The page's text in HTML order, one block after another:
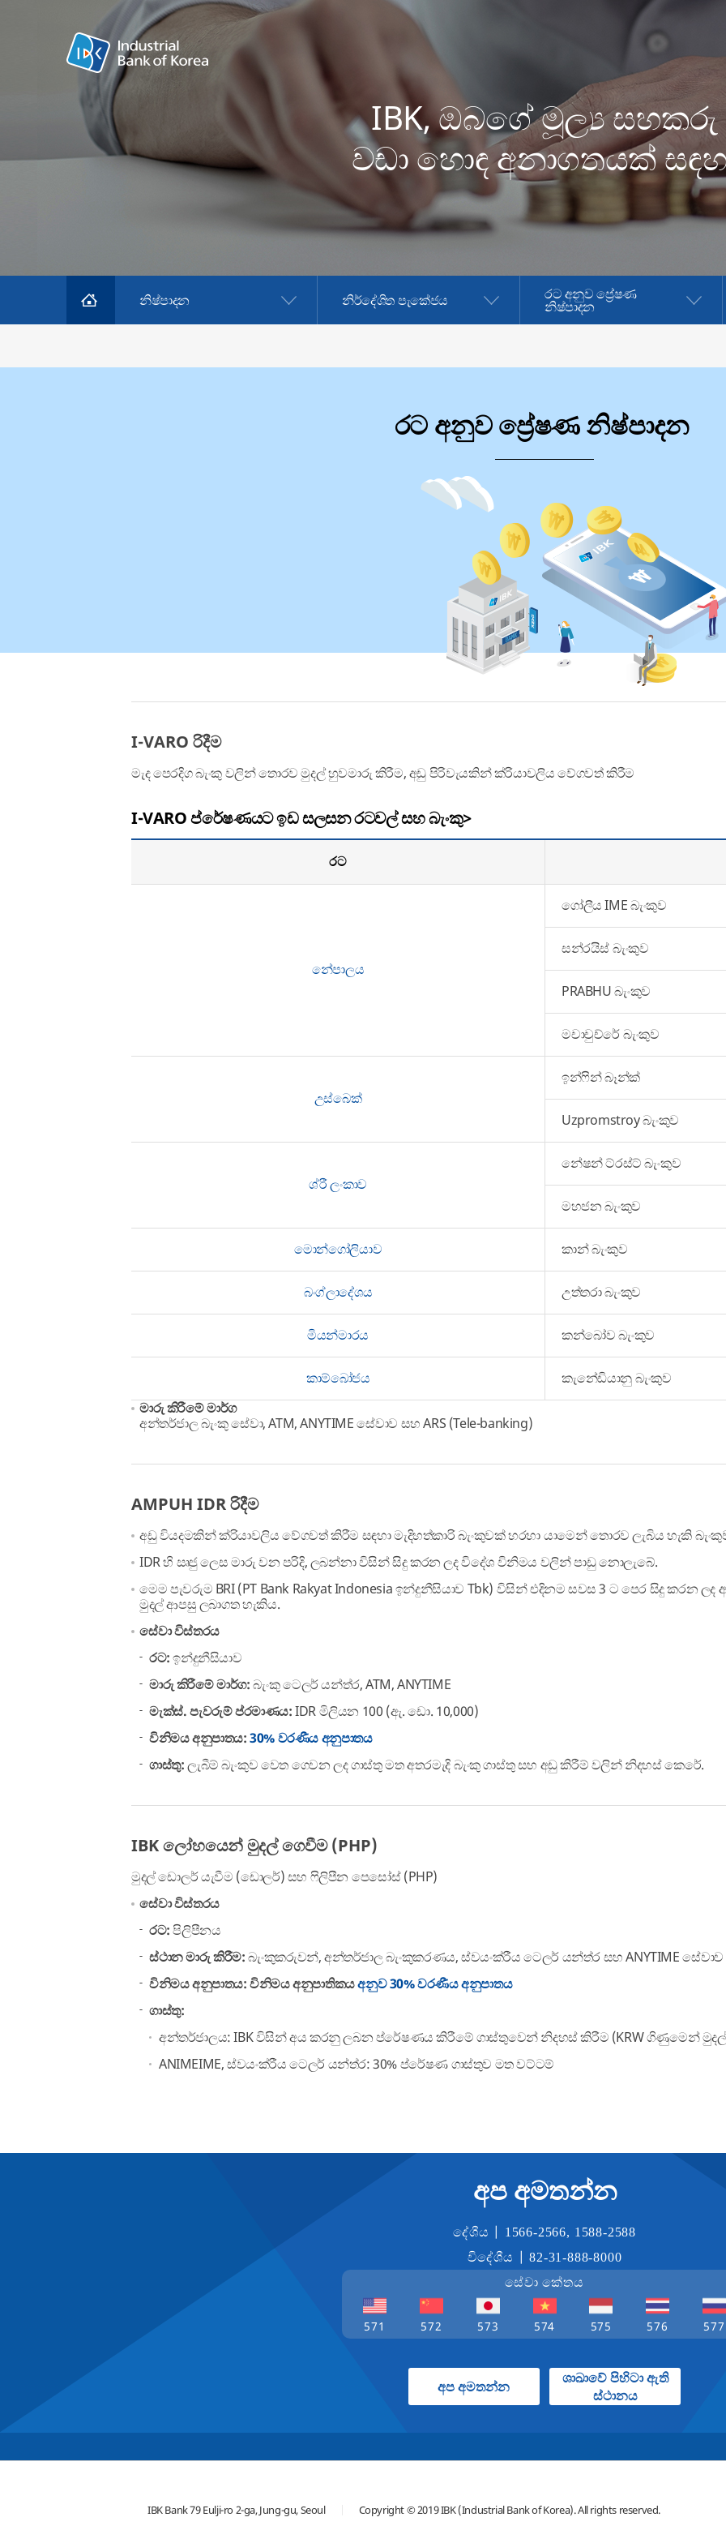
IBK, ඔබගේ මූල්‍ය සහකරු
වඩා හොඳ අනාගතයක්
නිෂ්පාදන නිර්දේශිත පැකේජය රට අනුව ප්‍රේෂණ
නිෂ්පාදන
රට අනුව ප්‍රේෂණ නිෂ්පාදන
රට අනුව ප්‍රේෂණ නිෂ්පාදන
I-VARO රිදීම
මැද පෙරදිග බැංකු වලින් තොරව මුදල් හුවමාරු කිරීම, අඩු පිරිවැයකින් ක්රියාවලිය වේගවත් කිරීම
I-VARO ප්රේෂණයට ඉඩ සලසන රටවල් සහ බැංකු>
රට
නේපාලය
ගෝලීය IME බැංකුව
සන්රයිස් බැංකුව
PRABHU බැංකුව
මචාචුච්රේ බැංකුව
උස්බෙක්
ඉන්ෆින් බෑන්ක්
Uzpromstroy බැංකුව
ශ්රී ලංකාව
නේෂන් ට්රස්ට් බැංකුව
මහජන බැංකුව
මොන්ගෝලියාව කාන් බැංකුව
බංග්ලාදේශය උත්තරා බැංකුව
මියන්මාරය කන්බෝව බැංකුව
කාම්බෝජය
කැනේඩියානු බැංකුව
මාරු කිරීමේ මාර්ග
අන්තර්ජාල බැංකු සේවා, ATM, ANYTIME සේවාව සහ ARS (Tele-banking)
AMPUH IDR රිදීම
අඩු වියදමකින් ක්රියාවලිය වේගවත් කිරීම සඳහා මැදිහත්කාරි බැංකුවක් හරහා යාමෙන් තොරව ලැබිය හැකි
IDR හි ඍජු ලෙස මාරු වන පරිදි, ලබන්නා විසින් සිදු කරන ලද විදේශ විනිමය වලින් පාඩු නොලැබේ.
මෙම පැවරුම BRI (PT Bank Rakyat Indonesia ඉන්දුනීසියාව Tbk) විසින් එදිනම සවස 3 ට පෙර සිදු කරන
මුදල් ආපසු ලබාගත හැකිය.
සේවා විස්තරය
රට:ඉන්දුනීසියාව
මාරු කිරීමේ මාර්ග:බැංකු ටෙලර් යන්ත්ර, ATM, ANYTIME
මැක්ස්. පැවරුම් ප්රමාණය:IDR මිලියන 100 (ඇ. ඩො. 10,000)
විනිමය අනුපාතය:30% වරණීය අනුපාතය
ගාස්තු:ලැබීම් බැංකුව වෙත ගෙවන ලද ගාස්තු මත අතරමැදි බැංකු ගාස්තු සහ අඩු කිරීම් වලින් නිදහස් කෙරේ.
IBK ලෝහයෙන් මුදල් ගෙවීම (PHP)
මුදල් ඩොලර් යැවීම (ඩොලර්) සහ ෆිලිපීන පෙසෝස් (PHP)
සේවා විස්තරය
රට:පිලිපීනය
ස්ථාන මාරු කිරීම:බැංකුකරුවන්, අන්තර්ජාල බැංකුකරණය, ස්වයංක්රීය ටෙලර් යන්ත්ර සහ ANYTIME සේවාව
විනිමය අනුපාතය: විනිමය අනුපාතිකයඅනුව 30% වරණීය අනුපාතය
ගාස්තු:
අන්තර්ජාලය: IBK විසින් අය කරනු ලබන ප්රේෂණය කිරීමේ ගාස්තුවෙන් නිදහස් කිරීම (KRW ගිණුමෙන්
ANIMEIME, ස්වයංක්රීය ටෙලර් යන්ත්ර: 30% ප්රේෂණ ගාස්තුව මත වට්ටම්
අප අමතන්න
දේශීය | 1566-2566, 1588-2588
විදේශීය |82-31-888-8000
සේවා කේතය
571 572 573 574 575 576 577
අප අමතන්න
ශාඛාවේ පිහිටා ඇති
ස්ථානය
IBK Bank 79 Eulji-ro 2-ga, Jung-gu, Seoul Copyright © 2019 IBK (Industrial Bank of Korea).All rights reserved.